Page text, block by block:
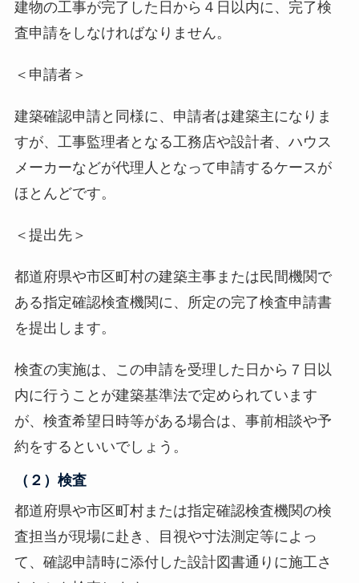
建物の工事が完了した日から４日以内に、完了検
査申請をしなければなりません。
＜申請者＞
建築確認申請と同様に、申請者は建築主になりま
すが、工事監理者となる工務店や設計者、ハウス
メーカーなどが代理人となって申請するケースが
ほとんどです。
＜提出先＞
都道府県や市区町村の建築主事または民間機関で
ある指定確認検査機関に、所定の完了検査申請書
を提出します。
検査の実施は、この申請を受理した日から７日以
内に行うことが建築基準法で定められています
が、検査希望日時等がある場合は、事前相談や予
約をするといいでしょう。
（２）検査
都道府県や市区町村または指定確認検査機関の検
査担当が現場に赴き、目視や寸法測定等によっ
て、確認申請時に添付した設計図書通りに施工さ